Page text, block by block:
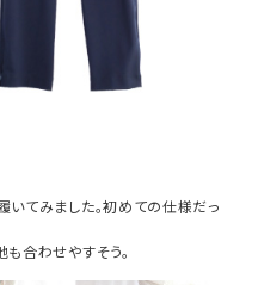
いてみました。初めての仕様だっ
も合わせやすそう。